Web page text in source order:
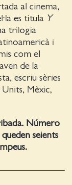
al cinema,
es titula Y
trilogia
i
com el
de la
escriu sèries
Units, Mèxic,
Número
seients